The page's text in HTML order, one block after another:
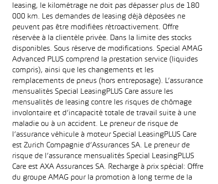
leasing, le kilométrage ne doit pas dépasser plus de 180
000 km. Les demandes de leasing déjà déposées ne
peuvent pas être modifiées rétroactivement. Offre
réservée à la clientèle privée. Dans la limite des stocks
disponibles. Sous réserve de modifications. Special AMAG
Advanced PLUS comprend la prestation service (liquides
compris), ainsi que les changements et les
remplacements de pneus (hors entreposage). L’assurance
mensualités Special LeasingPLUS Care assure les
mensualités de leasing contre les risques de chômage
involontaire et d’incapacité totale de travail suite à une
maladie ou à un accident. Le preneur de risque de
l’assurance véhicule à moteur Special LeasingPLUS Care
est Zurich Compagnie d’Assurances SA. Le preneur de
risque de l’assurance mensualités Special LeasingPLUS
Care est AXA Assurances SA. Recharge à prix spécial: Offre
du groupe AMAG pour la promotion à long terme de la